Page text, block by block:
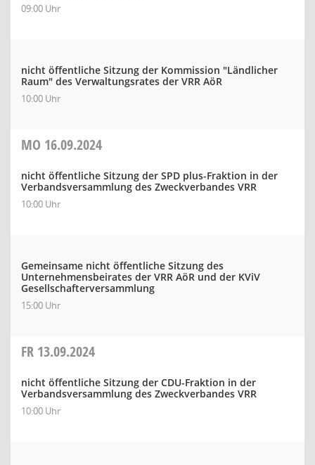
09:00 Uhr
nicht öffentliche Sitzung der Kommission "Ländlicher
Raum" des Verwaltungsrates der VRR AöR
10:00 Uhr
MO 16.09.2024
nicht öffentliche Sitzung der SPD plus-Fraktion in der
Verbandsversammlung des Zweckverbandes VRR
10:00 Uhr
Gemeinsame nicht öffentliche Sitzung des
Unternehmensbeirates der VRR AöR und der KViV
Gesellschafterversammlung
15:00 Uhr
FR 13.09.2024
nicht öffentliche Sitzung der CDU-Fraktion in der
Verbandsversammlung des Zweckverbandes VRR
10:00 Uhr